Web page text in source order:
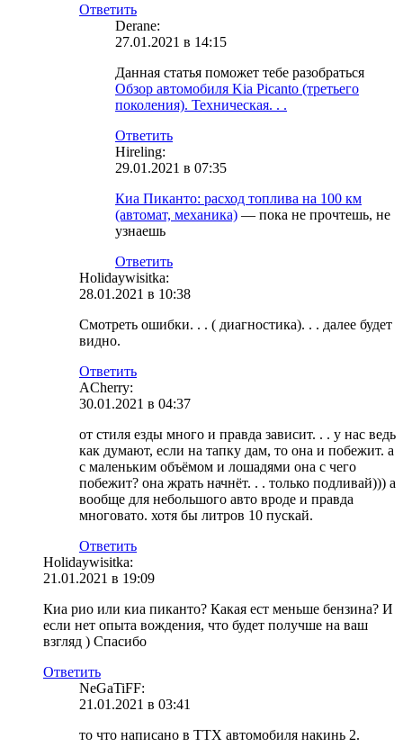
Ответить
Derane:
27.01.2021 в 14:15
Данная статья поможет тебе разобраться
Обзор автомобиля Kia Picanto (третьего
поколения). Техническая. . .
Ответить
Hireling:
29.01.2021 в 07:35
Киа Пиканто: расход топлива на 100 км
(автомат, механика) — пока не прочтешь, не
узнаешь
Ответить
Holidaywisitka:
28.01.2021 в 10:38
Смотреть ошибки. . . ( диагностика). . . далее будет
видно.
Ответить
ACherry:
30.01.2021 в 04:37
от стиля езды много и правда зависит. . . у нас ведь
как думают, если на тапку дам, то она и побежит. а
с маленьким объёмом и лошадями она с чего
побежит? она жрать начнёт. . . только подливай))) а
вообще для небольшого авто вроде и правда
многовато. хотя бы литров 10 пускай.
Ответить
Holidaywisitka:
21.01.2021 в 19:09
Киа рио или киа пиканто? Какая ест меньше бензина? И
если нет опыта вождения, что будет получше на ваш
взгляд ) Спасибо
Ответить
NeGaTiFF:
21.01.2021 в 03:41
то что написано в ТТХ автомобиля накинь 2.